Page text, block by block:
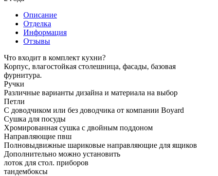
Описание
Отделка
Информация
Отзывы
Что входит в комплект кухни?
Корпус, влагостойкая столешница, фасады, базовая
фурнитура.
Ручки
Различные варианты дизайна и материала на выбор
Петли
С доводчиком или без доводчика от компании Boyard
Сушка для посуды
Хромированная сушка с двойным поддоном
Направляющие пвш
Полновыдвижные шариковые направляющие для ящиков
Дополнительно можно установить
лоток для стол. приборов
тандембоксы